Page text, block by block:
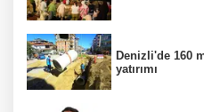
Denizli'de 160
yatırımı